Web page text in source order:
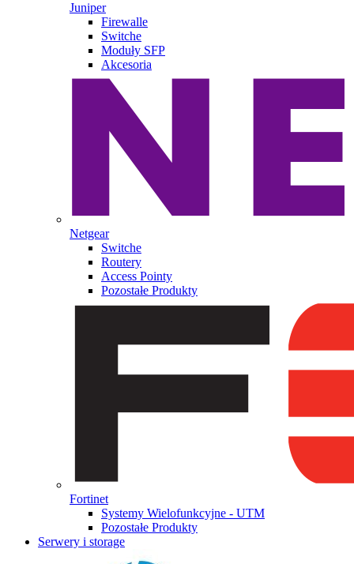
Juniper
Firewalle
Switche
Moduły SFP
Akcesoria
Netgear
Switche
Routery
Access Pointy
Pozostałe Produkty
Fortinet
Systemy Wielofunkcyjne - UTM
Pozostałe Produkty
Serwery i storage